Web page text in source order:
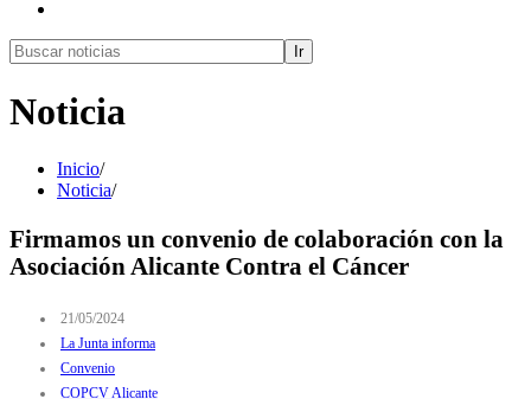
Ir
Noticia
Inicio/
Noticia/
Firmamos un convenio de colaboración con la
Asociación Alicante Contra el Cáncer
21/05/2024
La Junta informa
Convenio
COPCV Alicante